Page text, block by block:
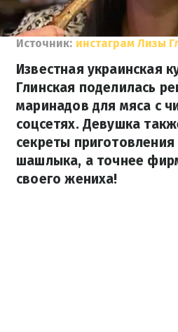
Источник: инстаграм Лизы
Известная украинская
Глинская поделилась
маринадов для мяса с
соцсетях. Девушка
секреты приготовления
шашлыка, а точнее
своего жениха!